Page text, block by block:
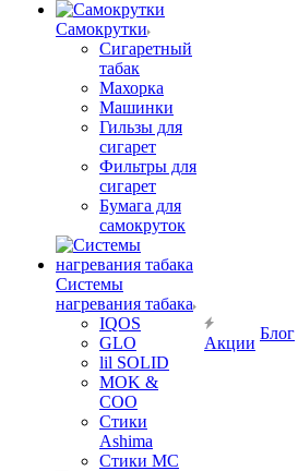
Самокрутки
Сигаретный
табак
Махорка
Машинки
Гильзы для
сигарет
Фильтры для
сигарет
Бумага для
самокруток
Системы
нагревания табака
IQOS
GLO
lil SOLID
MOK &
COO
Стики
Ashima
Стики MC
Акции
Блог